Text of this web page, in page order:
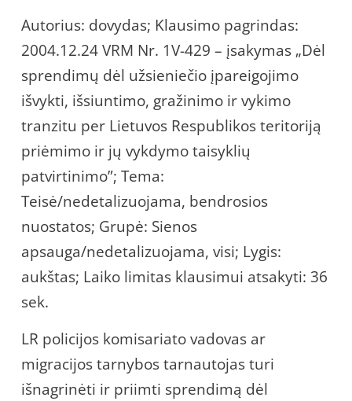
Autorius: dovydas; Klausimo pagrindas:
2004.12.24 VRM Nr. 1V-429 – įsakymas „Dėl
sprendimų dėl užsieniečio įpareigojimo
išvykti, išsiuntimo, gražinimo ir vykimo
tranzitu per Lietuvos Respublikos teritoriją
priėmimo ir jų vykdymo taisyklių
patvirtinimo”; Tema:
Teisė/nedetalizuojama, bendrosios
nuostatos; Grupė: Sienos
apsauga/nedetalizuojama, visi; Lygis:
aukštas; Laiko limitas klausimui atsakyti: 36
sek.
LR policijos komisariato vadovas ar
migracijos tarnybos tarnautojas turi
išnagrinėti ir priimti sprendimą dėl